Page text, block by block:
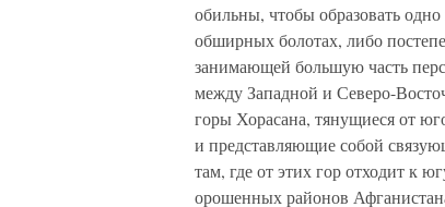
обильны, чтобы образовать
обширных болотах, либо
занимающей большую часть
между Западной и Северо-
горы Хорасана, тянущиеся от
и представляющие собой
там, где от этих гор отходит к
орошенных районов